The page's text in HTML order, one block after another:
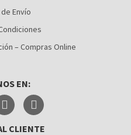
Envío
– Compras Online
EN:
CLIENTE